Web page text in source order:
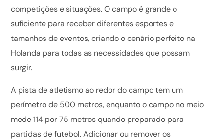
competições e situações. O campo é grande o
suficiente para receber diferentes esportes e
tamanhos de eventos, criando o cenário perfeito na
Holanda para todas as necessidades que possam
surgir.
A pista de atletismo ao redor do campo tem um
perímetro de 500 metros, enquanto o campo no meio
mede 114 por 75 metros quando preparado para
partidas de futebol. Adicionar ou remover os